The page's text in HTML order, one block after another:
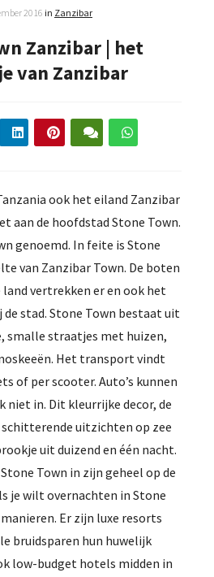
2016 in Zanzibar
Zanzibar | het
van Zanzibar
ook het eiland Zanzibar
aan de hoofdstad Stone Town.
genoemd. In feite is Stone
van Zanzibar Town. De boten
land vertrekken er en ook het
stad. Stone Town bestaat uit
smalle straatjes met huizen,
Het transport vindt
of per scooter. Auto’s kunnen
niet in. Dit kleurrijke decor, de
schitterende uitzichten op zee
uit duizend en één nacht.
Town in zijn geheel op de
je wilt overnachten in Stone
Er zijn luxe resorts
bruidsparen hun huwelijk
low-budget hotels midden in